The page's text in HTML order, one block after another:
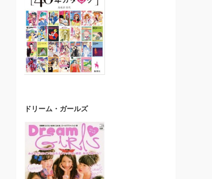
ドリーム・ガールズ